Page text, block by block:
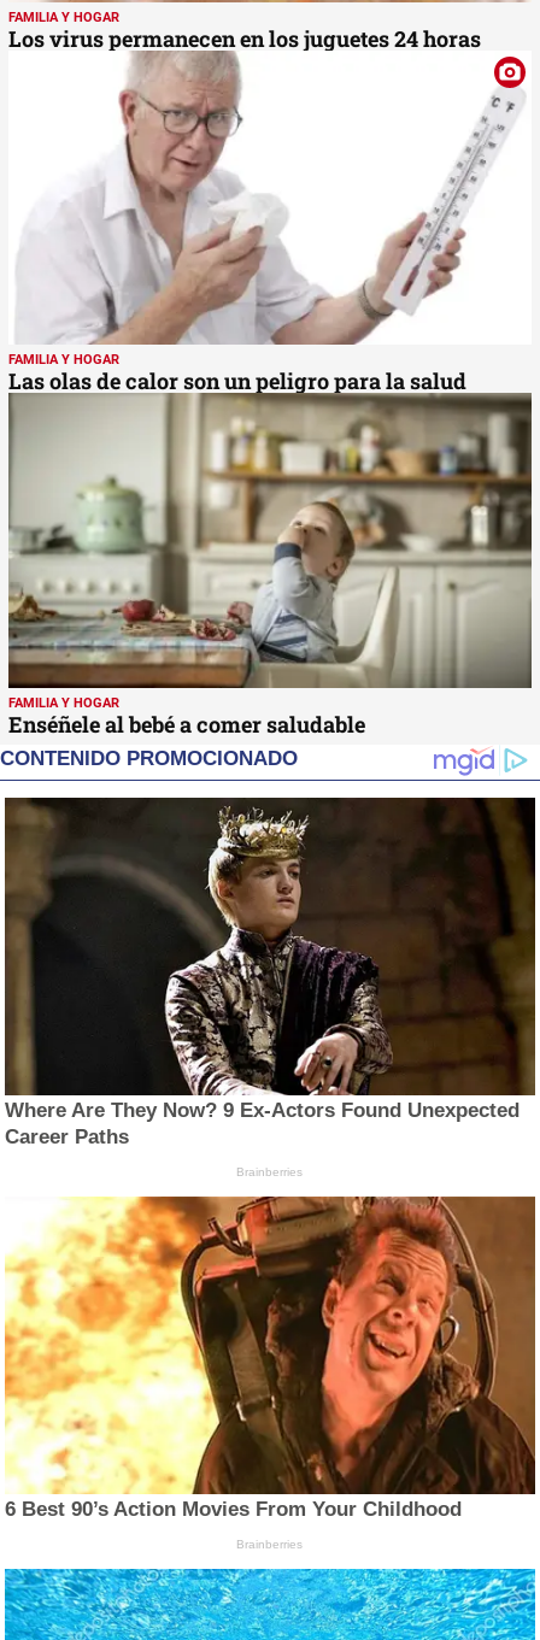
FAMILIA Y HOGAR
Los virus permanecen en los juguetes 24 horas
FAMILIA Y HOGAR
Las olas de calor son un peligro para la salud
FAMILIA Y HOGAR
Enséñele al bebé a comer saludable
CONTENIDO PROMOCIONADO
Where Are They Now? 9 Ex-Actors Found Unexpected
Career Paths
Brainberries
6 Best 90’s Action Movies From Your Childhood
Brainberries